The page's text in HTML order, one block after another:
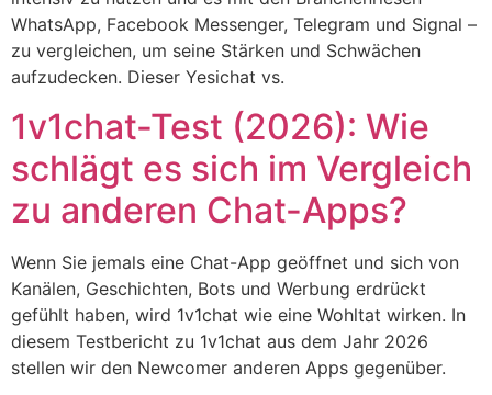
WhatsApp, Facebook Messenger, Telegram und Signal –
zu vergleichen, um seine Stärken und Schwächen
aufzudecken. Dieser Yesichat vs.
1v1chat-Test (2026): Wie
schlägt es sich im Vergleich
zu anderen Chat-Apps?
Wenn Sie jemals eine Chat-App geöffnet und sich von
Kanälen, Geschichten, Bots und Werbung erdrückt
gefühlt haben, wird 1v1chat wie eine Wohltat wirken. In
diesem Testbericht zu 1v1chat aus dem Jahr 2026
stellen wir den Newcomer anderen Apps gegenüber.